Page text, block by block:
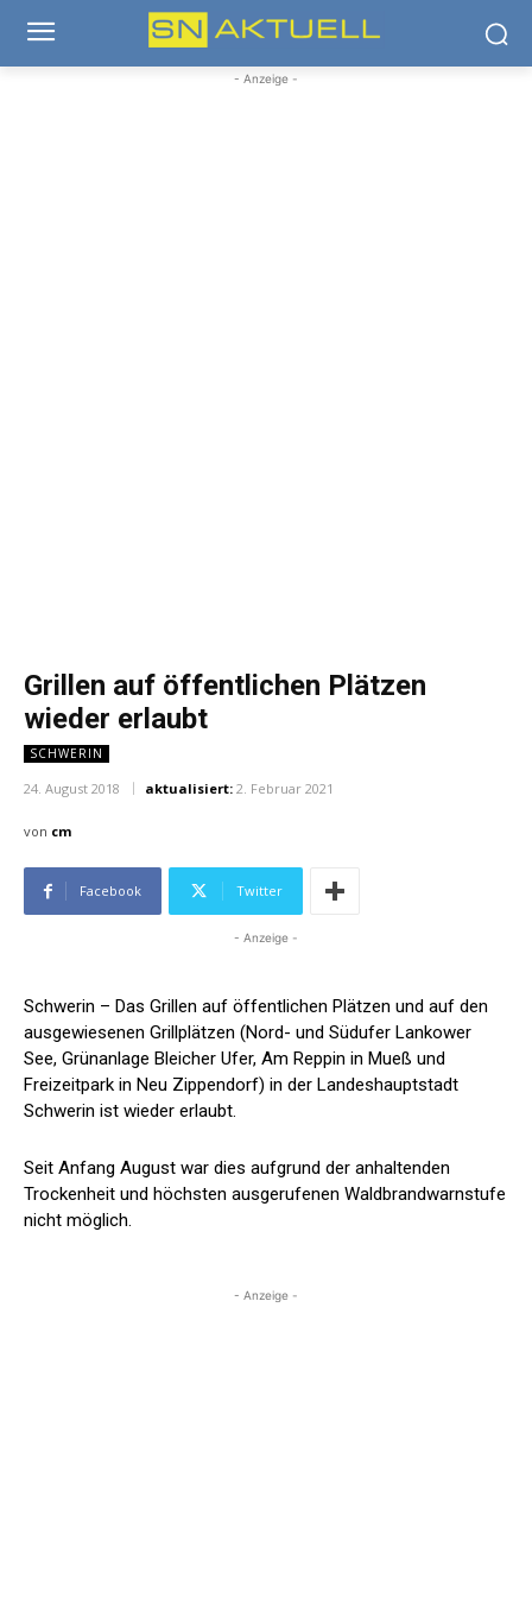
- Anzeige -
Grillen auf öffentlichen Plätzen
wieder erlaubt
SCHWERIN
24. August 2018 aktualisiert: 2. Februar 2021
von cm
Facebook Twitter
- Anzeige -
Schwerin – Das Grillen auf öffentlichen Plätzen und auf den
ausgewiesenen Grillplätzen (Nord- und Südufer Lankower
See, Grünanlage Bleicher Ufer, Am Reppin in Mueß und
Freizeitpark in Neu Zippendorf) in der Landeshauptstadt
Schwerin ist wieder erlaubt.
Seit Anfang August war dies aufgrund der anhaltenden
Trockenheit und höchsten ausgerufenen Waldbrandwarnstufe
nicht möglich.
- Anzeige -